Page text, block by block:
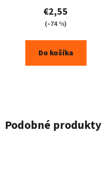
€2,55
(–74 %)
Do košíka
Podobné produkty